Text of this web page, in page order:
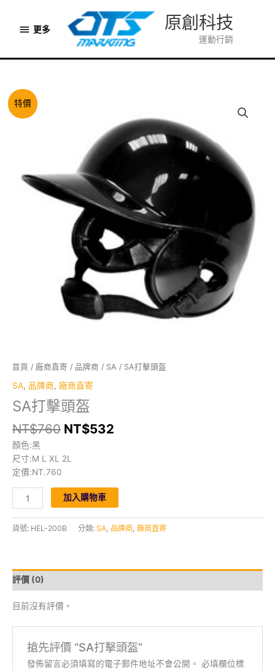
內
原創科技
運動行銷
更 更多
特價
首頁 / 廠商直寄 / 品牌商 / SA / SA打擊頭盔
SA, 品牌商, 廠商直寄
SA打擊頭盔
NT$760 原
價
NT$532
顏色:黑
尺寸:M L XL 2L
定價:NT.760
打
擊
頭
量
加入購物車
貨號: HEL-200B 分類: SA 品牌商 廠商直寄
評價 (0)
目前沒有評價。
搶先評價 “SA打擊頭盔”
發佈留言必須填寫的電子郵件地址不會公開。 必填欄位標